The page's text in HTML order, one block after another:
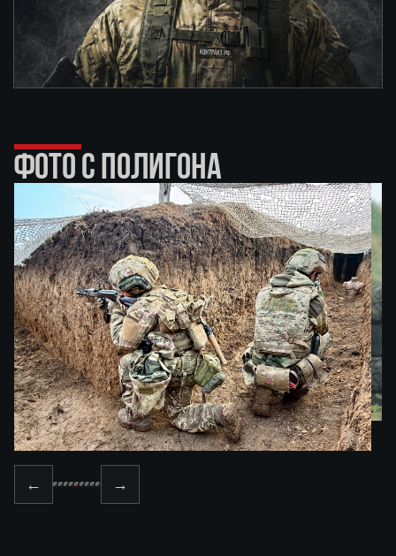
ФОТО С ПОЛИГОНА
← →